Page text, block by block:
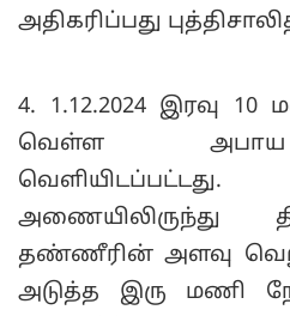
அதிகரிப்பது
4. 1.12.2024 இரவு
வெள்ள அபாய
அணையிலிருந்து
தண்ணீரின் அளவு
அடுத்த இரு மணி